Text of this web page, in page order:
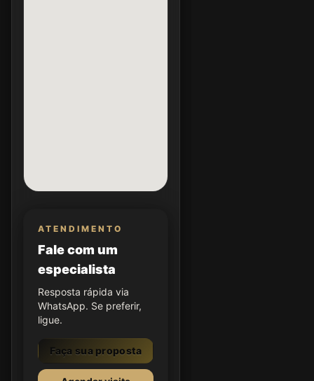
ATENDIMENTO
Fale com um
especialista
Resposta rápida via
WhatsApp. Se preferir,
ligue.
Faça sua proposta